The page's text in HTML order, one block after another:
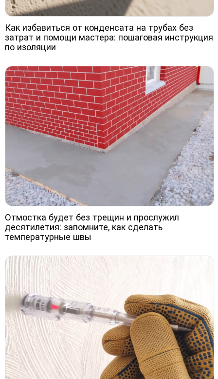
Как избавиться от конденсата на трубах без
затрат и помощи мастера: пошаговая инструкция
по изоляции
Отмостка будет без трещин и прослужил
десятилетия: запомните, как сделать
температурные швы